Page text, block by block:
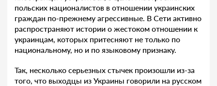
польских националистов в отношении украинских
граждан по-прежнему агрессивные. В Сети активно
распространяют истории о жестоком отношении к
украинцам, которых притесняют не только по
национальному, но и по языковому признаку.
Так, несколько серьезных стычек произошли из-за
того, что выходцы из Украины говорили на русском